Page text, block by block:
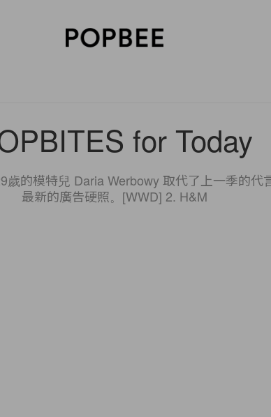
for Today
歲的模特兒 Daria Werbowy 取代了上一季的代
最新的廣告硬照。[WWD] 2. H&M